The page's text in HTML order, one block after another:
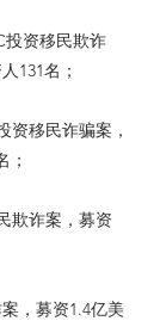
投资移民欺诈
131名；
资移民诈骗案，
；
欺诈案，募资
，募资1.4亿美